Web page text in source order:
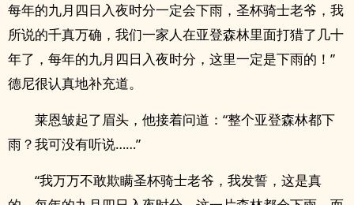
每年的九月四日入夜时分一定会下雨，圣杯骑士老爷，我
所说的千真万确，我们一家人在亚登森林里面打猎了几十
年了，每年的九月四日入夜时分，这里一定是下雨的！”
德尼很认真地补充道。
莱恩皱起了眉头，他接着问道：“整个亚登森林都下
雨？我可没有听说……”
“我万万不敢欺瞒圣杯骑士老爷，我发誓，这是真